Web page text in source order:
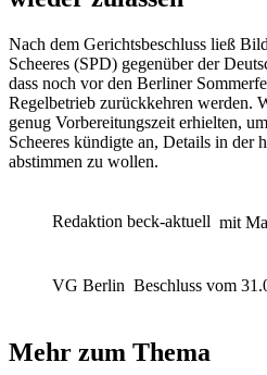
Nach dem Gerichtsbeschluss ließ
Scheeres (SPD) gegenüber der
dass noch vor den Berliner
Regelbetrieb zurückkehren werden.
genug Vorbereitungszeit erhielten,
Scheeres kündigte an, Details in der
abstimmen zu wollen.
Redaktion beck-aktuell mit
VG Berlin Beschluss vom
Mehr zum Thema